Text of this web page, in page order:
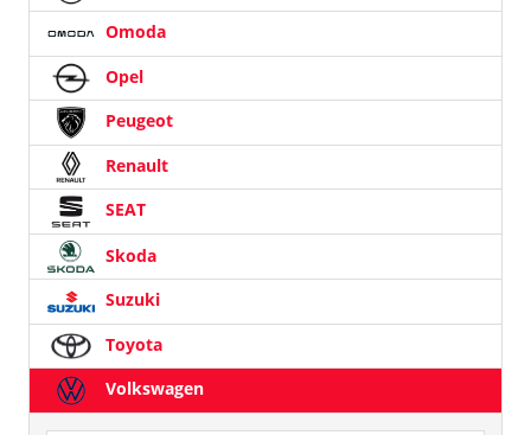
Omoda
Opel
Peugeot
Renault
SEAT
Skoda
Suzuki
Toyota
Volkswagen